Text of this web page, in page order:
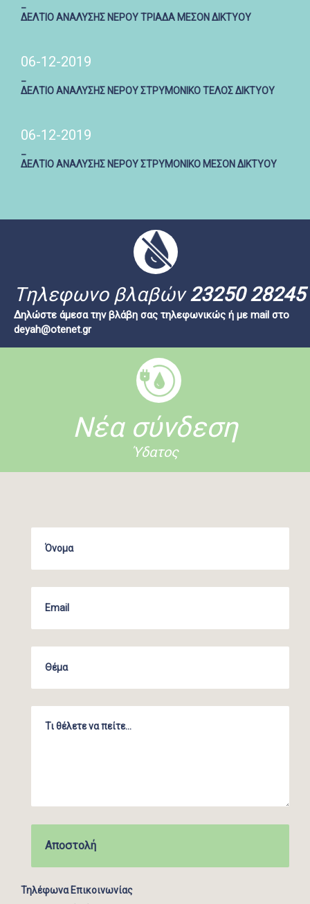
ΔΕΛΤΙΟ ΑΝΑΛΥΣΗΣ ΝΕΡΟΥ ΤΡΙΑΔΑ ΜΕΣΟΝ ΔΙΚΤΥΟΥ
06-12-2019
ΔΕΛΤΙΟ ΑΝΑΛΥΣΗΣ ΝΕΡΟΥ ΣΤΡΥΜΟΝΙΚΟ ΤΕΛΟΣ ΔΙΚΤΥΟΥ
06-12-2019
ΔΕΛΤΙΟ ΑΝΑΛΥΣΗΣ ΝΕΡΟΥ ΣΤΡΥΜΟΝΙΚΟ ΜΕΣΟΝ ΔΙΚΤΥΟΥ
Tηλεφωνο βλαβών23250 28245
Δηλώστε άμεσα την βλάβη σας τηλεφωνικώς ή με mail στο
deyah@otenet.gr
Νέα σύνδεση
Ύδατος
Τηλέφωνα Επικοινωνίας